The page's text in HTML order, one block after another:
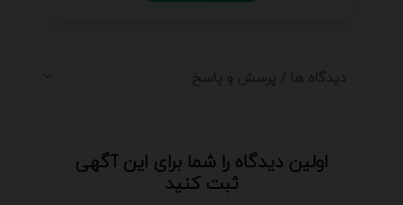
دیدگاه ها / پرسش و پاسخ
اولین دیدگاه را شما برای این آگهی
ثبت کنید